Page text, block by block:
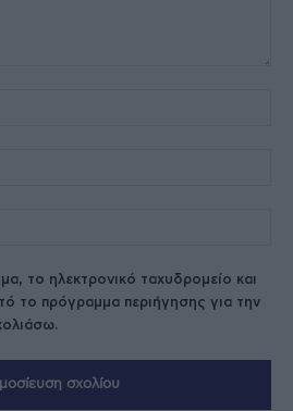
το ηλεκτρονικό ταχυδρομείο και
το πρόγραμμα περιήγησης για την